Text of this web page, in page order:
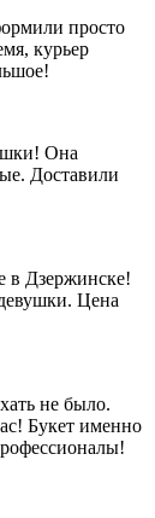
просто
курьер
Она
Доставили
в Дзержинске!
Цена
не было.
Букет именно